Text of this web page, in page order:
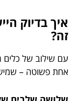
איך בדיוק
זה?
עם שילוב של כלים
אחת פשוטה –